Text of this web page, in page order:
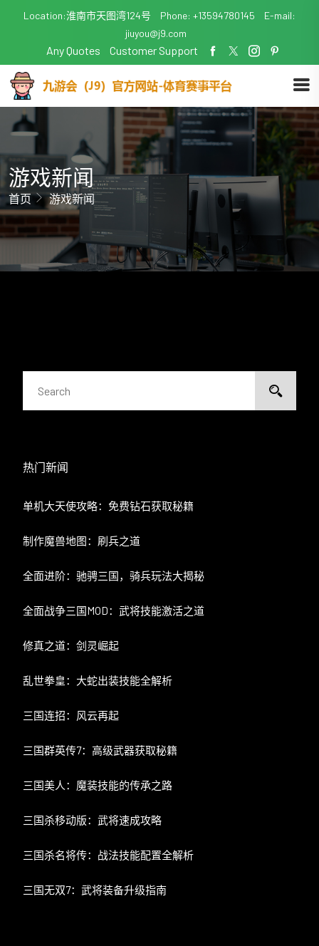
Location:淮南市天图湾124号 Phone: +13594780145
E-mail:
jiuyou@j9.com
Any Quotes Customer Support
游戏新闻
首页 游戏新闻
热门新闻
单机大天使攻略：免费钻石获取秘籍
制作魔兽地图：刷兵之道
全面进阶：驰骋三国，骑兵玩法大揭秘
全面战争三国MOD：武将技能激活之道
修真之道：剑灵崛起
乱世拳皇：大蛇出装技能全解析
三国连招：风云再起
三国群英传7：高级武器获取秘籍
三国美人：魔装技能的传承之路
三国杀移动版：武将速成攻略
三国杀名将传：战法技能配置全解析
三国无双7：武将装备升级指南